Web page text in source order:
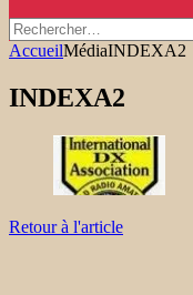
Rechercher :
AccueilMédiaINDEXA2
INDEXA2
Retour à l'article